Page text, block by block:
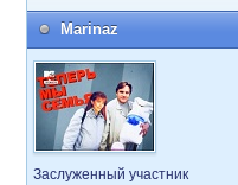
Marinaz
Заслуженный участник